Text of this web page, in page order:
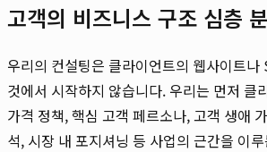
고객의 비즈니스 구조 심층
우리의 컨설팅은 클라이언트의 웹사이트나
것에서 시작하지 않습니다. 우리는 먼저 클
가격 정책, 핵심 고객 페르소나, 고객 생애
석, 시장 내 포지셔닝 등 사업의 근간을 이